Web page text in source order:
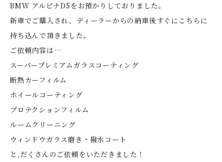
BMW アルピナD5をお預かりしておりました。
新車でご購入され、ディーラーからの納車後すぐにこちらに
持ち込んで頂きました。
ご依頼内容は…
スーパープレミアムガラスコーティング
断熱カーフィルム
ホイールコーティング
プロテクションフィルム
ルームクリーニング
ウィンドウガラス磨き・撥水コート
と,だくさんのご依頼をいただきました！